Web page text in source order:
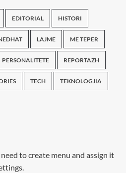
EDITORIAL HISTORI
LAJME ME TEPER
PERSONALITETE REPORTAZH
TECH TEKNOLOGJIA
to create menu and assign it